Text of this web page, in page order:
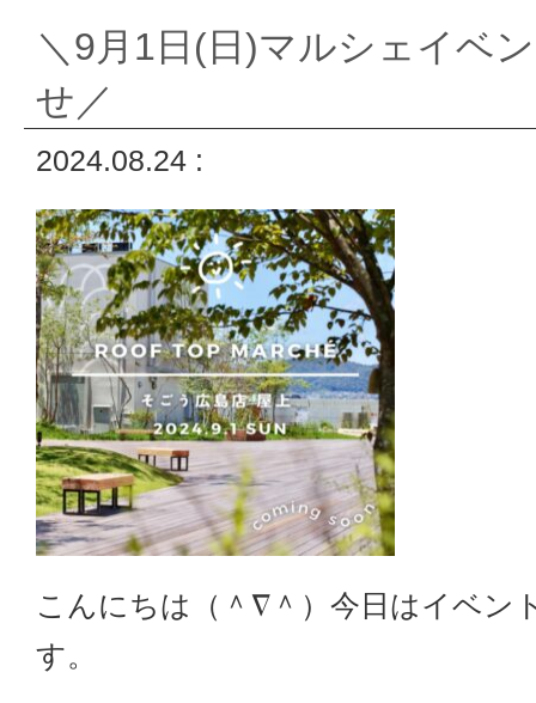
＼9月1日(日)マルシェイベ
せ／
2024.08.24 :
こんにちは（＾∇＾）今日はイベン
す。